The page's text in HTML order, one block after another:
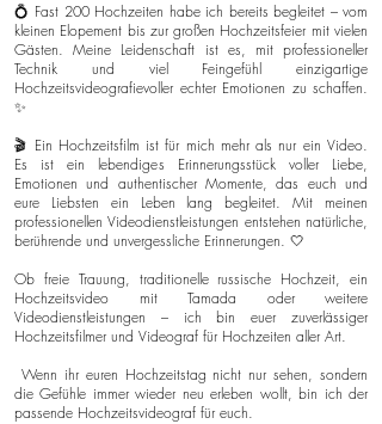
💍 Fast 200 Hochzeiten habe ich bereits begleitet – vom
kleinen Elopement bis zur großen Hochzeitsfeier mit vielen
Gästen. Meine Leidenschaft ist es, mit professioneller
Technik und viel Feingefühl einzigartige
Hochzeitsvideografievoller echter Emotionen zu schaffen.
✨
🎬 Ein Hochzeitsfilm ist für mich mehr als nur ein Video.
Es ist ein lebendiges Erinnerungsstück voller Liebe,
Emotionen und authentischer Momente, das euch und
eure Liebsten ein Leben lang begleitet. Mit meinen
professionellen Videodienstleistungen entstehen natürliche,
berührende und unvergessliche Erinnerungen. 🤍
Ob freie Trauung, traditionelle russische Hochzeit, ein
Hochzeitsvideo mit Tamada oder weitere
Videodienstleistungen – ich bin euer zuverlässiger
Hochzeitsfilmer und Videograf für Hochzeiten aller Art.
Wenn ihr euren Hochzeitstag nicht nur sehen, sondern
die Gefühle immer wieder neu erleben wollt, bin ich der
passende Hochzeitsvideograf für euch.